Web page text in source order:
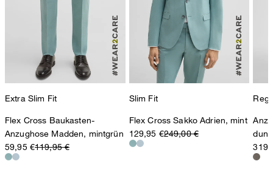
Extra Slim Fit
Flex Cross Baukasten-
Anzughose Madden, mintgrün
59,95 €119,95 €
Slim Fit
Flex Cross Sakko Adrien, mint
129,95 €249,00 €